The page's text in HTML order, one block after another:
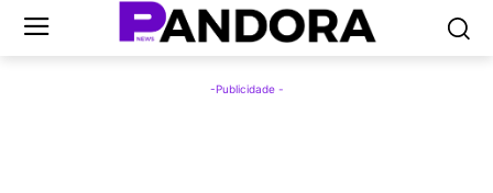
-Publicidade -